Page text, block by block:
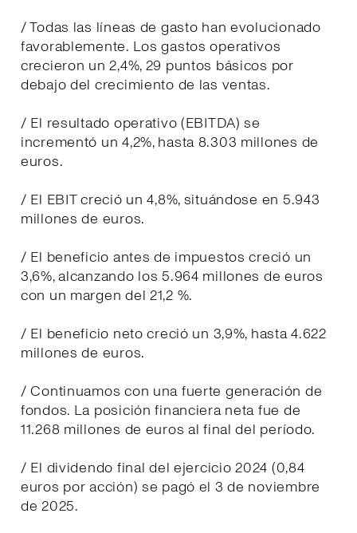
/ Todas las líneas de gasto han evolucionado
favorablemente. Los gastos operativos
crecieron un 2,4%, 29 puntos básicos por
debajo del crecimiento de las ventas.
/ El resultado operativo (EBITDA) se
incrementó un 4,2%, hasta 8.303 millones de
euros.
/ El EBIT creció un 4,8%, situándose en 5.943
millones de euros.
/ El beneficio antes de impuestos creció un
3,6%, alcanzando los 5.964 millones de euros
con un margen del 21,2 %.
/ El beneficio neto creció un 3,9%, hasta 4.622
millones de euros.
/ Continuamos con una fuerte generación de
fondos. La posición financiera neta fue de
11.268 millones de euros al final del período.
/ El dividendo final del ejercicio 2024 (0,84
euros por acción) se pagó el 3 de noviembre
de 2025.